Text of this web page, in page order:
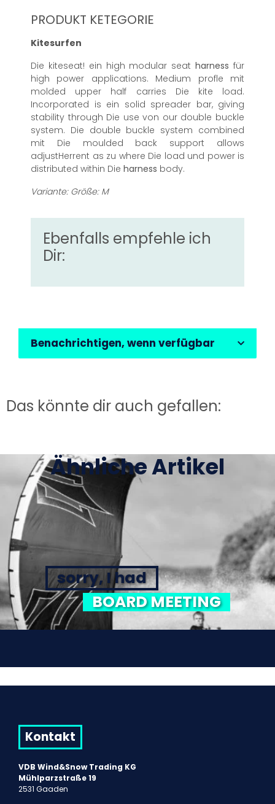
PRODUKT KETEGORIE
Kitesurfen
Die kiteseat! ein high modular seatharness für
high power applications. Medium profle mit
molded upper half carries Die kite load.
Incorporated is ein solid spreader bar, giving
stability through Die use von our double buckle
system. Die double buckle system combined
mit Die moulded back support allows
adjustHerrent as zu where Die load und power is
distributed within Die harness body.
Variante: Größe: M
Ebenfalls empfehle ich
Dir:
Benachrichtigen, wenn verfügbar
Das könnte dir auch gefallen:
Ähnliche Artikel
sorry, I had
BOARD MEETING
Kontakt
VDB Wind&Snow Trading KG
Mühlparzstraße 19
2531 Gaaden